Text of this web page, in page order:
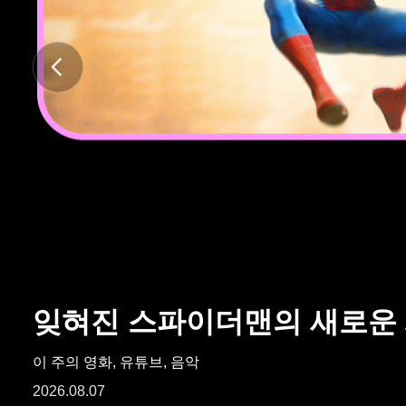
ARTICLES
LOGIN
잊혀진 스파이더맨의 새로운
이 주의 영화, 유튜브, 음악
2026.08.07